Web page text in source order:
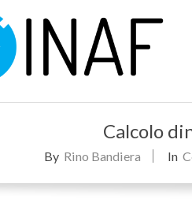
Calcolo
By Rino Bandiera In